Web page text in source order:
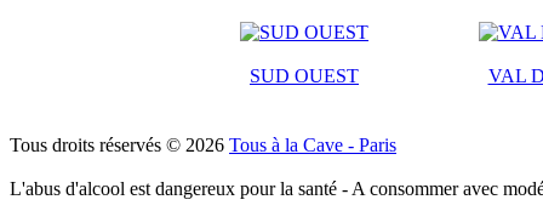
SUD OUEST VAL
Tous droits réservés © 2026 Tous à la Cave - Paris
L'abus d'alcool est dangereux pour la santé - A consommer avec